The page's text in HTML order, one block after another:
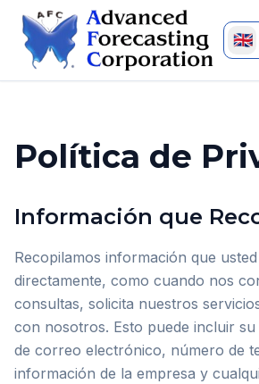
🇬🇧
Política de
Información que
Recopilamos información que
directamente, como cuando nos
consultas, solicita nuestros
con nosotros. Esto puede incluir
de correo electrónico, número de
información de la empresa y